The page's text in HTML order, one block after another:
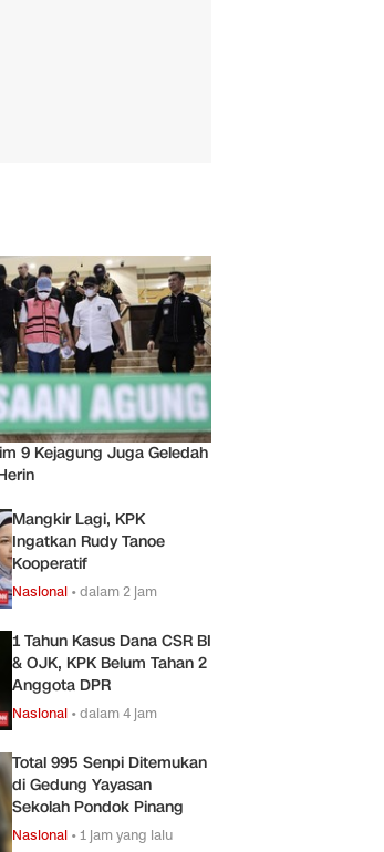
9 Kejagung Juga Geledah
Mangkir Lagi, KPK
Ingatkan Rudy Tanoe
Kooperatif
Nasional •dalam 2 jam
1 Tahun Kasus Dana CSR BI
& OJK, KPK Belum Tahan 2
Anggota DPR
Nasional •dalam 4 jam
Total 995 Senpi Ditemukan
di Gedung Yayasan
Sekolah Pondok Pinang
Nasional •1 jam yang lalu